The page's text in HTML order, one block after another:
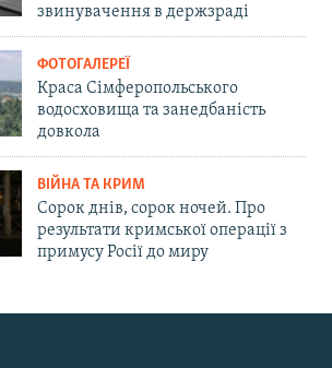
звинувачення в держзраді
ФОТОГАЛЕРЕЇ
Краса Сімферопольського
водосховища та занедбаність
довкола
ВІЙНА ТА КРИМ
Сорок днів, сорок ночей. Про
результати кримської операції з
примусу Росії до миру